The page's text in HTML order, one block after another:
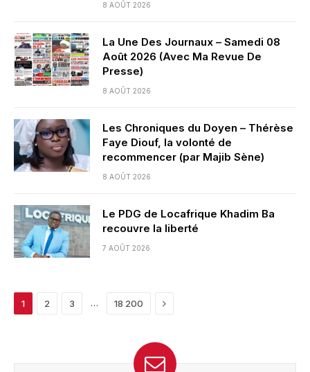
8 AOÛT 2026
La Une Des Journaux – Samedi 08
Août 2026 (Avec Ma Revue De
Presse)
8 AOÛT 2026
Les Chroniques du Doyen – Thérèse
Faye Diouf, la volonté de
recommencer (par Majib Sène)
8 AOÛT 2026
Le PDG de Locafrique Khadim Ba
recouvre la liberté
7 AOÛT 2026
1 2 3 … 18 200 Next